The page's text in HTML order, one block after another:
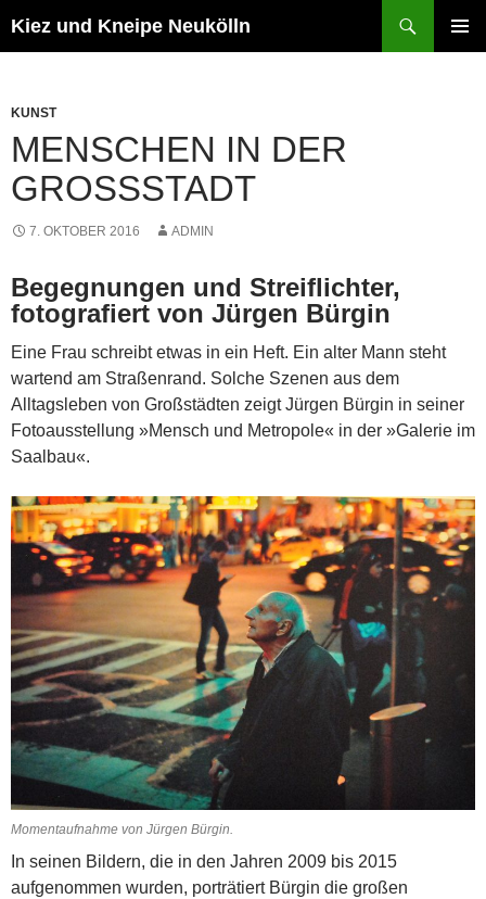
Inhalt
Kiez und Kneipe Neukölln
KUNST
MENSCHEN IN DER
GROSSSTADT
7. OKTOBER 2016 ADMIN
Begegnungen und Streiflichter,
fotografiert von Jürgen Bürgin
Eine Frau schreibt etwas in ein Heft. Ein alter Mann steht
wartend am Straßenrand. Solche Szenen aus dem
Alltagsleben von Großstädten zeigt Jürgen Bürgin in seiner
Fotoausstellung »Mensch und Metropole« in der »Galerie im
Saalbau«.
Momentaufnahme von Jürgen Bürgin.
In seinen Bildern, die in den Jahren 2009 bis 2015
aufgenommen wurden, porträtiert Bürgin die großen